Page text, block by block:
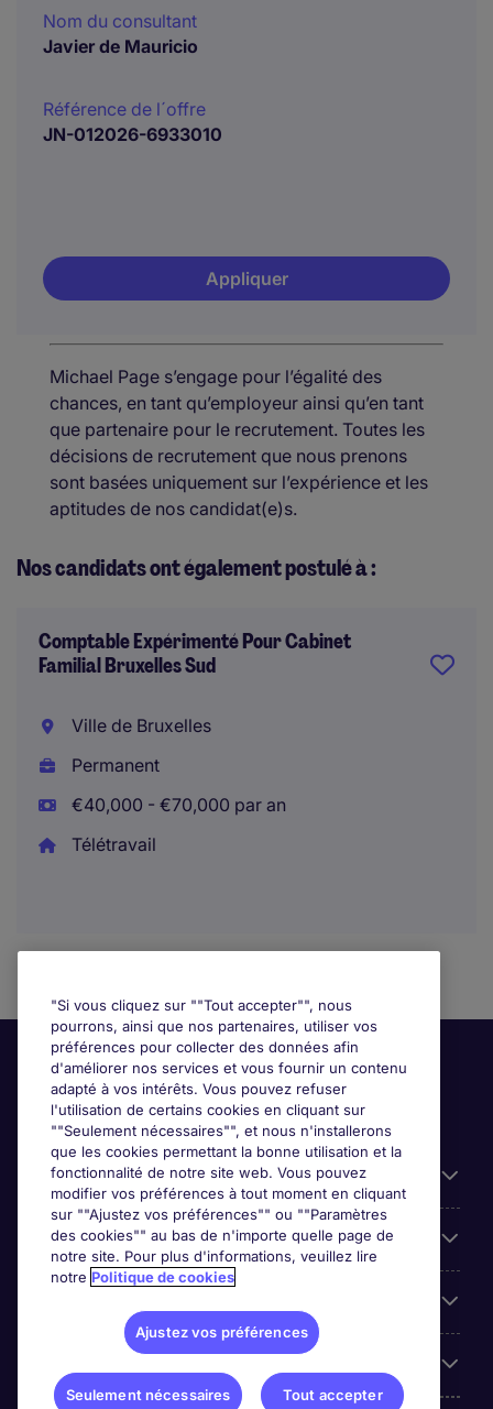
Nom du consultant
Javier de Mauricio
Référence de l´offre
JN-012026-6933010
Appliquer
Michael Page s’engage pour l’égalité des
chances, en tant qu’employeur ainsi qu’en tant
que partenaire pour le recrutement. Toutes les
décisions de recrutement que nous prenons
sont basées uniquement sur l’expérience et les
aptitudes de nos candidat(e)s.
Nos candidats ont également postulé à :
Comptable Expérimenté Pour Cabinet
Familial Bruxelles Sud
Ville de Bruxelles
Permanent
€40,000 - €70,000 par an
Télétravail
Liens utiles
Prix
"Si vous cliquez sur ""Tout accepter"", nous
pourrons, ainsi que nos partenaires, utiliser vos
préférences pour collecter des données afin
d'améliorer nos services et vous fournir un contenu
adapté à vos intérêts. Vous pouvez refuser
l'utilisation de certains cookies en cliquant sur
""Seulement nécessaires"", et nous n'installerons
que les cookies permettant la bonne utilisation et la
fonctionnalité de notre site web. Vous pouvez
modifier vos préférences à tout moment en cliquant
sur ""Ajustez vos préférences"" ou ""Paramètres
des cookies"" au bas de n'importe quelle page de
notre site. Pour plus d'informations, veuillez lire
notre Politique de cookies
Ajustez vos préférences
Seulement nécessaires Tout accepter